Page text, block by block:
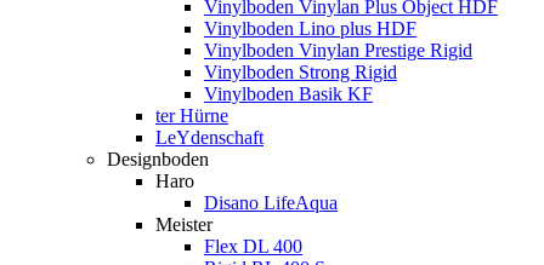
Vinylboden Vinylan Plus Object HDF
Vinylboden Lino plus HDF
Vinylboden Vinylan Prestige Rigid
Vinylboden Strong Rigid
Vinylboden Basik KF
ter Hürne
LeYdenschaft
Designboden
Haro
Disano LifeAqua
Meister
Flex DL 400